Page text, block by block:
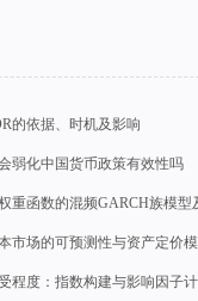
的依据、时机及影响
弱化中国货币政策有效性吗
重函数的混频GARCH族模
市场的可预测性与资产定价
程度：指数构建与影响因子